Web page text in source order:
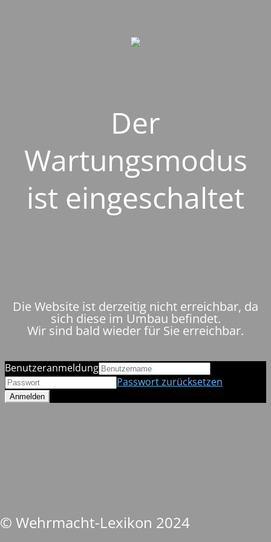
Der
Wartungsmodus
ist eingeschaltet
Die Website ist derzeitig nicht erreichbar, da
sich diese im Umbau befindet.
Wir sind bald wieder für Sie erreichbar.
© Wehrmacht-Lexikon 2024
Benutzeranmeldung
Passwort zurücksetzen